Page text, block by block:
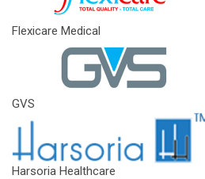
Flexicare Medical
GVS
Harsoria Healthcare